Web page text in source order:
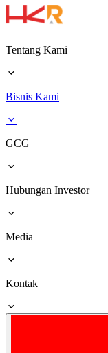
Tentang Kami
Bisnis Kami
GCG
Hubungan Investor
Media
Kontak